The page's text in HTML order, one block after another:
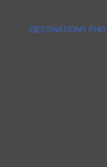
DESTINATIONS